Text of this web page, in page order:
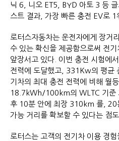
닉 6, 니오 ET5, BYD 아토 3 등 글
스트 결과, 가장 빠른 충전 EV로 1
로터스자동차는 운전자에게 장거
수 있는 확신을 제공함으로써 전기
앞장서고 있다. 이번 충전 시험에
전력에 도달했고, 331Kw의 평균
기차의 최대 충전 전력에 비해 월
18.7kWh/100km의 WLTC 기준
후 10분 안에 최장 310km 를, 20
가능 거리를 확보할 수 있다는 점
로터스는 고객의 전기차 이용 경